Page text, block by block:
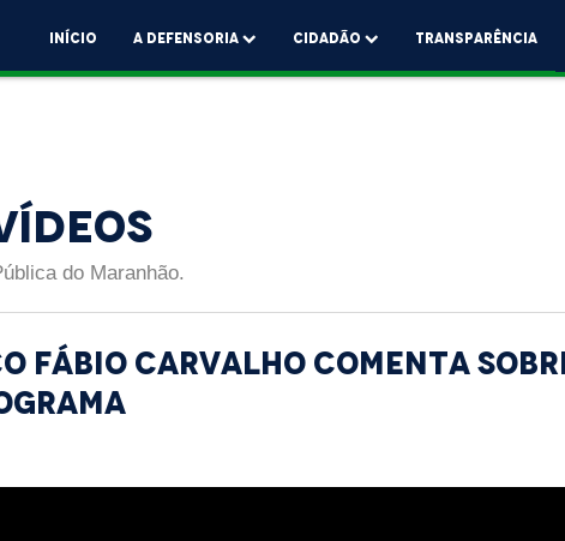
Início A Defensoria Cidadão Transparência
do Maranhão.
Fábio Carvalho comenta